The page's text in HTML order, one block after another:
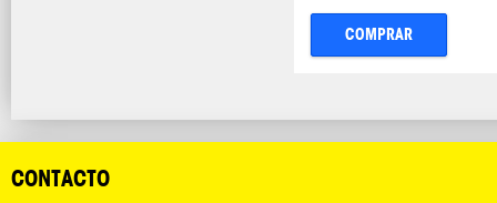
COMPRAR
CONTACTO